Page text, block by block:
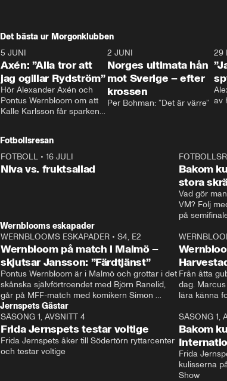
Det bästa ur Morgonklubben
0:44
5 JUNI
Axén: ”Alla tror att
jag ogillar Rydström”
Hör Alexander Axén och
Pontus Wernbloom om att
Kalle Karlsson får sparken
0:26
2 JUNI
Norges ultimata hån
mot Sverige – efter
krossen
Per Bohman: ”Det är värre”
29
av
Fotbollsresan
FOTBOLL • 16 JULI
Niva vs. fruktsallad
Bakom
stora
Vad gör
VM? Följ
Wernblooms eskapader
WERNBLOOMS ESKAPADER • S4, E2
Wernbloom på match i Malmö –
skjutsar Jansson: ”Färdtjänst”
Pontus Wernbloom är i Malmö och grottar i det
skånska självförtroendet med Björn Ranelid,
går på MFF-match med komikern Simon
”Chippen” Svensson och hjälper skadade
Från åtta
dag.
lära känna
rakt in i
Jernspets Gästar
SÄSONG 1, AVSNITT 4
Frida Jernspets testar voltige
Frida Jernspets åker till Södertörn ryttarcenter
och testar voltige
SÄSONG 1,
Bakom
Frida
kulisserna
Show